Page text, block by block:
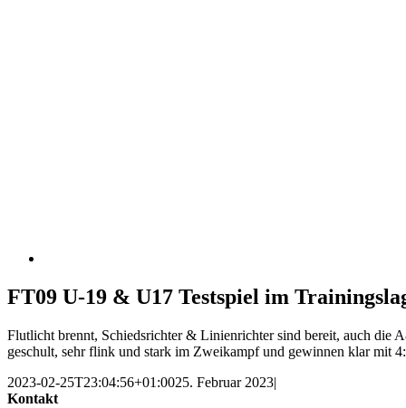
FT09 U-19 & U17 Testspiel im
Flutlicht brennt, Schiedsrichter & Linienrichter sind bereit, auch die
geschult, sehr flink und stark im Zweikampf und gewinnen klar mit
2023-02-25T23:04:56+01:0025. Februar 2023|
Kontakt